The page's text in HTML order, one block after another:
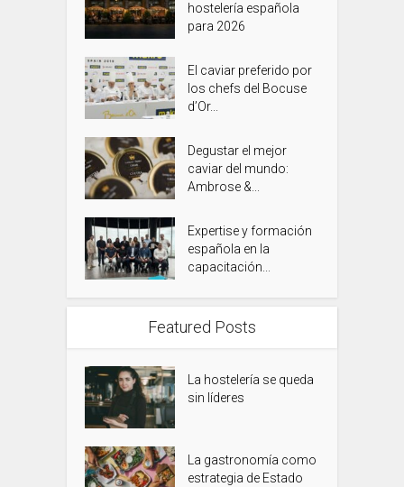
hostelería española
para 2026
El caviar preferido por
los chefs del Bocuse
d’Or...
Degustar el mejor
caviar del mundo:
Ambrose &...
Expertise y formación
española en la
capacitación...
Featured Posts
La hostelería se queda
sin líderes
La gastronomía como
estrategia de Estado